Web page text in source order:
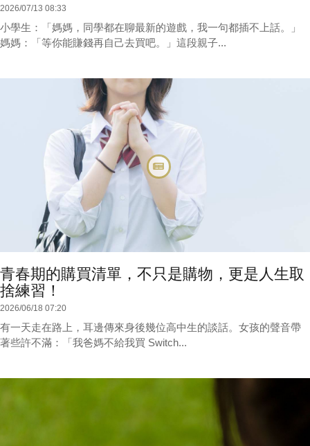
2026/07/13 08:33
小學生：「媽媽，同學都在聊最新的遊戲，我一句都插不上話。」
媽媽：「等你能賺錢再自己去買吧。」這段親子...
青春期的購買清單，不只是購物，更是人生取
捨練習！
2026/06/18 07:20
有一天走在路上，耳邊傳來身後幾位高中生的談話。女孩的聲音帶
著些許不滿：「我爸媽不給我買 Switch...